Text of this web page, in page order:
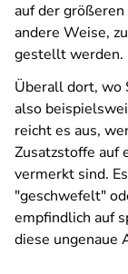
auf der
andere Weise,
gestellt werden.
Überall dort, wo
also
reicht es aus,
Zusatzstoffe auf
vermerkt sind.
"geschwefelt"
empfindlich auf
diese ungenaue